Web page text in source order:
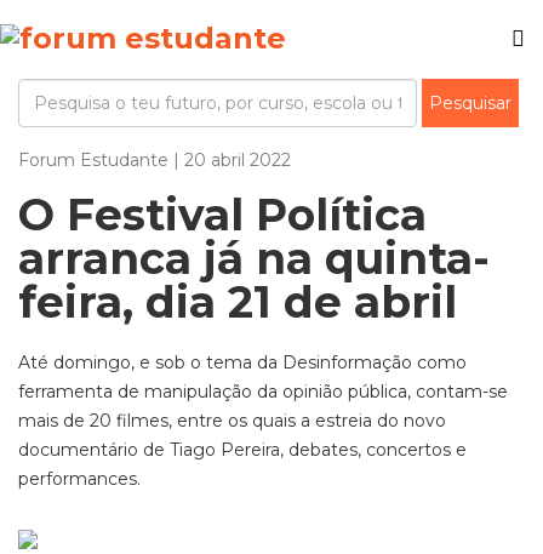
Forum Estudante | 20 abril 2022
O Festival Política
arranca já na quinta-
feira, dia 21 de abril
Até domingo, e sob o tema da Desinformação como
ferramenta de manipulação da opinião pública, contam-se
mais de 20 filmes, entre os quais a estreia do novo
documentário de Tiago Pereira, debates, concertos e
performances.